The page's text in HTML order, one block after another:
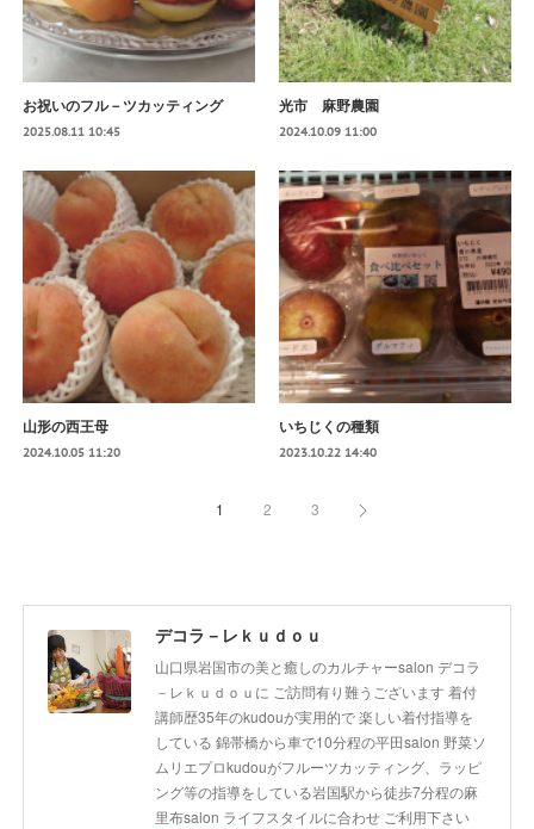
お祝いのフル－ツカッティング
2025.08.11 10:45
光市 麻野農園
2024.10.09 11:00
山形の西王母
2024.10.05 11:20
いちじくの種類
2023.10.22 14:40
1 2 3
デコラ－レｋｕｄｏｕ
山口県岩国市の美と癒しのカルチャーsalon デコラ
－レｋｕｄｏｕに ご訪問有り難うございます 着付
講師歴35年のkudouが実用的で 楽しい着付指導を
している 錦帯橋から車で10分程の平田salon 野菜ソ
ムリエプロkudouがフルーツカッティング、ラッピ
ング等の指導をしている岩国駅から徒歩7分程の麻
里布salon ライフスタイルに合わせ ご利用下さい